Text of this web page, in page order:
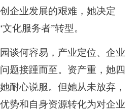
企业发展的艰难，她决定
化服务者”转型。
何容易，产业定位、企业
题接踵而至。资产重，她四
耐心说服。但她从未放弃，
势和自身资源转化为对企业